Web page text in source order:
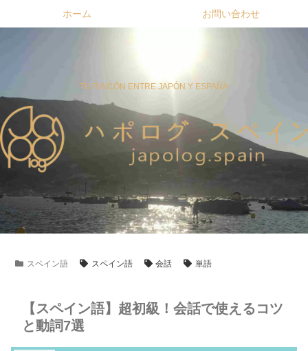
TU RINCÓN ENTRE JAPÓN Y ESPAÑA
ホーム お問い合わせ
スペイン語 スペイン語 会話 単語
【スペイン語】超初級！会話で使えるコツ
と動詞7選